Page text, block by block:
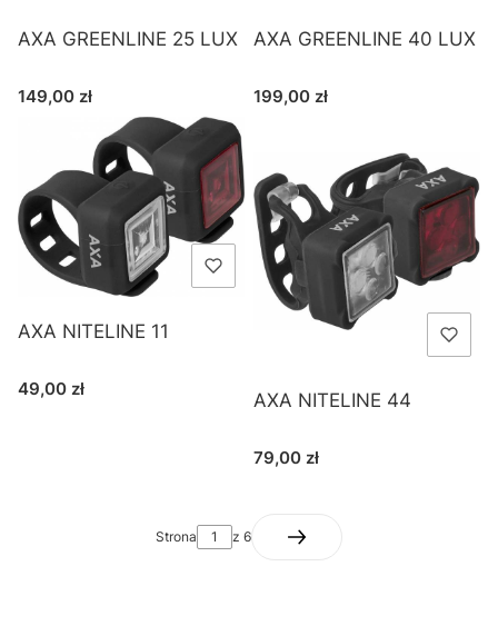
AXA GREENLINE 25 LUX
Cena
149,00 zł
AXA GREENLINE 40 LUX
Cena
199,00 zł
AXA NITELINE 11
Cena
49,00 zł
AXA NITELINE 44
Cena
79,00 zł
Strona z 6